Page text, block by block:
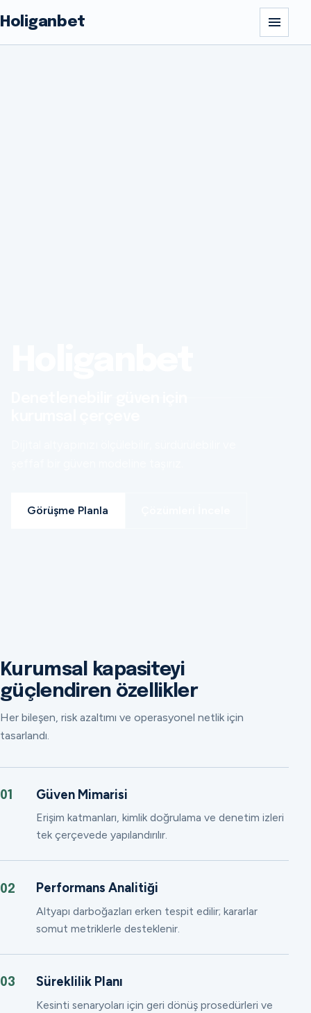
Holiganbet
Görüşme Planla
Kurumsal kapasiteyi
güçlendiren özellikler
Her bileşen, risk azaltımı ve operasyonel netlik için
tasarlandı.
01 Güven Mimarisi
Erişim katmanları, kimlik doğrulama ve denetim izleri
tek çerçevede yapılandırılır.
02 Performans Analitiği
Altyapı darboğazları erken tespit edilir; kararlar
somut metriklerle desteklenir.
03 Süreklilik Planı
Kesinti senaryoları için geri dönüş prosedürleri ve